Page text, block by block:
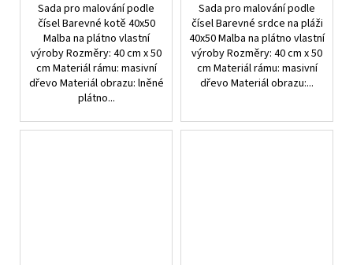
Sada pro malování podle
čísel Barevné kotě 40x50
Malba na plátno vlastní
výroby Rozměry: 40 cm x 50
cm Materiál rámu: masivní
dřevo Materiál obrazu: lněné
plátno...
Sada pro malování podle
čísel Barevné srdce na pláži
40x50 Malba na plátno vlastní
výroby Rozměry: 40 cm x 50
cm Materiál rámu: masivní
dřevo Materiál obrazu:...